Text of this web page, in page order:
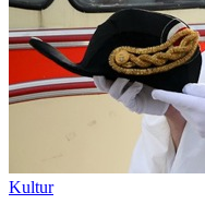
Kultur